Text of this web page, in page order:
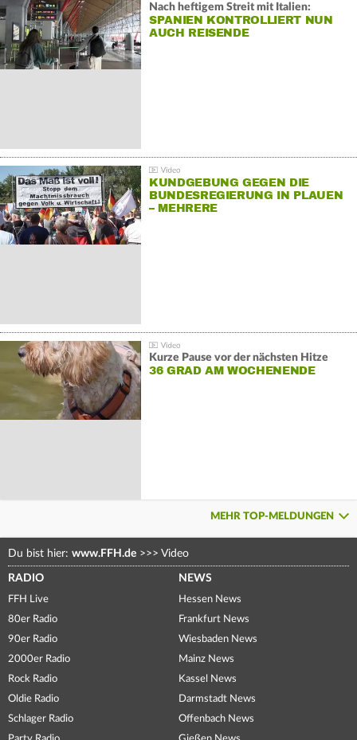
Nach heftigem Streit mit Italien:
SPANIEN KONTROLLIERT NUN
AUCH REISENDE
KUNDGEBUNG GEGEN DIE
BUNDESREGIERUNG IN PLAUEN
– MEHRERE
Kurze Pause vor der nächsten Hitze
36 GRAD AM WOCHENENDE
MEHR TOP-MELDUNGEN
Du bist hier: www.FFH.de >>> Video
RADIO
FFH Live
80er Radio
90er Radio
2000er Radio
Rock Radio
Oldie Radio
Schlager Radio
NEWS
Hessen News
Frankfurt News
Wiesbaden News
Mainz News
Kassel News
Darmstadt News
Offenbach News